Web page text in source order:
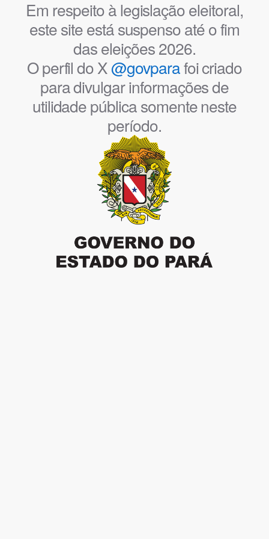
Em respeito à legislação eleitoral,
este site está suspenso até o fim
das eleições 2026.
O perfil do X@govparafoi criado
para divulgar informações de
utilidade pública somente neste
período.